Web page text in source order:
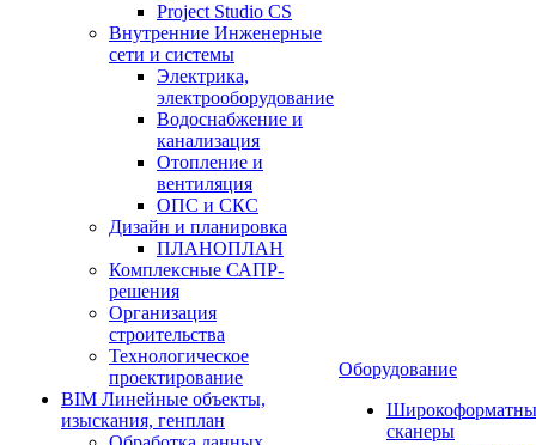
Project Studio CS
Внутренние Инженерные
сети и системы
Электрика,
электрооборудование
Водоснабжение и
канализация
Отопление и
вентиляция
ОПС и СКС
Дизайн и планировка
ПЛАНОПЛАН
Комплексные САПР-
решения
Организация
строительства
Технологическое
проектирование
BIM Линейные объекты,
изыскания, генплан
Оборудование
сканеры